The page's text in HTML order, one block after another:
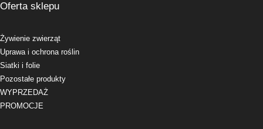
Oferta sklepu
Żywienie zwierząt
Uprawa i ochrona roślin
Siatki i folie
Pozostałe produkty
WYPRZEDAŻ
PROMOCJE